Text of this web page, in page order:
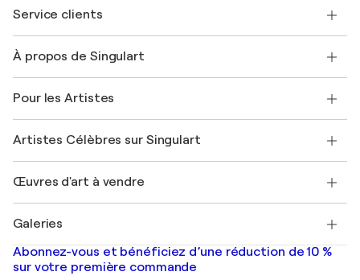
Service clients
Expédition
Offrir une carte cadeau
Rejoignez notre programme commercial
Mon compte
+33 1 76 44 06 42
À propos de Singulart
FAQ
Magazine Singulart
Emplois
Découvrez une sélection d'art original
Pour les Artistes
Se connecter en tant qu'Artiste
Artistes Célèbres sur Singulart
Marc Chagall
Banksy
Mr. Brainwash
Shepard Fairey
Œuvres d'art à vendre
Tableaux abstraits à vendre
Peintures de paysage
Estampes
Galeries
Galeries d'art en France
Galeries d'art en Belgique
Abonnez-vous et bénéficiez d’une réduction de 10 %
sur votre première commande